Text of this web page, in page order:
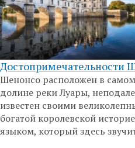
Достопримечательности
Шенонсо расположен в
долине реки Луары,
известен своими
богатой королевской
языком, который здесь